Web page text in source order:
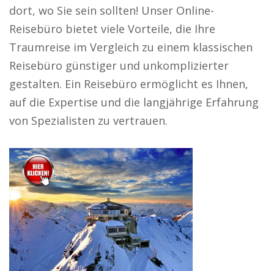
dort, wo Sie sein sollten! Unser Online-
Reisebüro bietet viele Vorteile, die Ihre
Traumreise im Vergleich zu einem klassischen
Reisebüro günstiger und unkomplizierter
gestalten. Ein Reisebüro ermöglicht es Ihnen,
auf die Expertise und die langjährige Erfahrung
von Spezialisten zu vertrauen.